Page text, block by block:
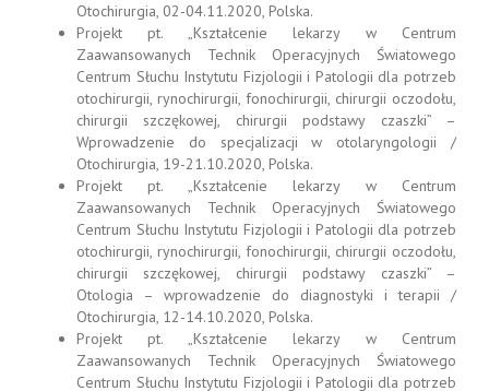
Otochirurgia, 02-04.11.2020, Polska.
Projekt pt. „Kształcenie lekarzy w Centrum
Zaawansowanych Technik Operacyjnych Światowego
Centrum Słuchu Instytutu Fizjologii i Patologii dla potrzeb
otochirurgii, rynochirurgii, fonochirurgii, chirurgii oczodołu,
chirurgii szczękowej, chirurgii podstawy czaszki” –
Wprowadzenie do specjalizacji w otolaryngologii /
Otochirurgia, 19-21.10.2020, Polska.
Projekt pt. „Kształcenie lekarzy w Centrum
Zaawansowanych Technik Operacyjnych Światowego
Centrum Słuchu Instytutu Fizjologii i Patologii dla potrzeb
otochirurgii, rynochirurgii, fonochirurgii, chirurgii oczodołu,
chirurgii szczękowej, chirurgii podstawy czaszki” –
Otologia – wprowadzenie do diagnostyki i terapii /
Otochirurgia, 12-14.10.2020, Polska.
Projekt pt. „Kształcenie lekarzy w Centrum
Zaawansowanych Technik Operacyjnych Światowego
Centrum Słuchu Instytutu Fizjologii i Patologii dla potrzeb